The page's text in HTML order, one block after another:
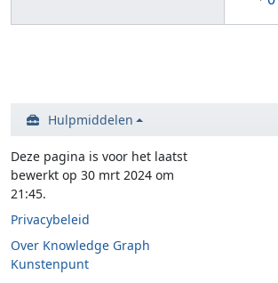
Hulpmiddelen
Deze pagina is voor het laatst
bewerkt op 30 mrt 2024 om
21:45.
Privacybeleid
Over Knowledge Graph
Kunstenpunt